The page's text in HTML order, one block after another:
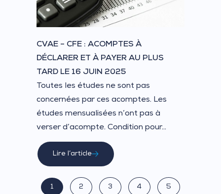
CVAE – CFE : ACOMPTES À
DÉCLARER ET À PAYER AU PLUS
TARD LE 16 JUIN 2025
Toutes les études ne sont pas
concernées par ces acomptes. Les
études mensualisées n’ont pas à
verser d’acompte. Condition pour...
Lire l’article
1 2 3 4 5